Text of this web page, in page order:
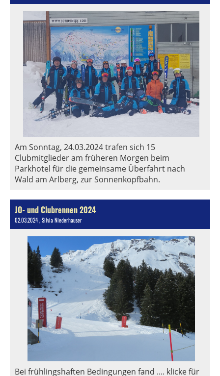
Am Sonntag, 24.03.2024 trafen sich 15
Clubmitglieder am früheren Morgen beim
Parkhotel für die gemeinsame Überfahrt nach
Wald am Arlberg, zur Sonnenkopfbahn.
JO- und Clubrennen 2024
02.03.2024, Silvia Niederhauser
Bei frühlingshaften Bedingungen fand .... klicke für